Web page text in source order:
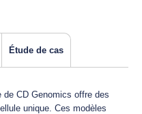
Étude de cas
de CD Genomics offre des
unique. Ces modèles